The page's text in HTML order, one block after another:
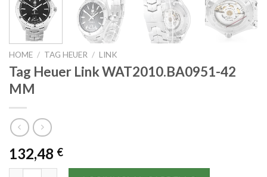
HOME / TAG HEUER / LINK
Tag Heuer Link WAT2010.BA0951-42
MM
132,48 €